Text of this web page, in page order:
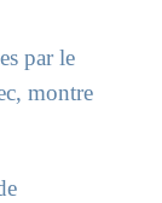
par le
montre